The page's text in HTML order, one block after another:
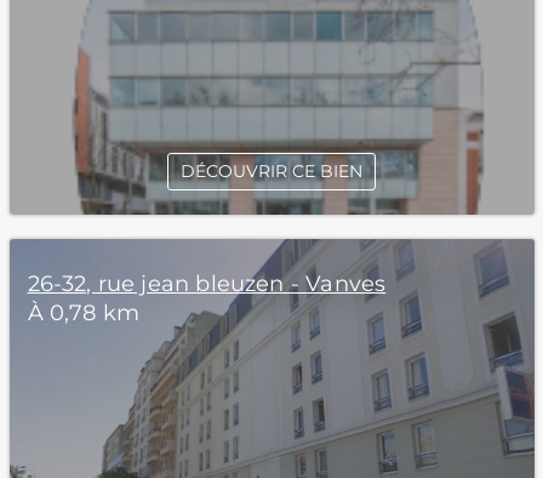
DÉCOUVRIR CE BIEN
26-32, rue jean bleuzen - Vanves
À 0,78 km